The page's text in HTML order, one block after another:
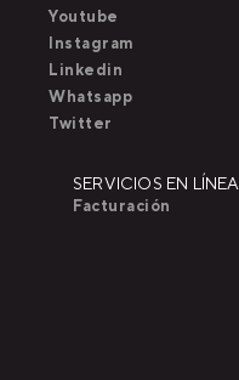
Youtube
Instagram
Linkedin
Whatsapp
Twitter
SERVICIOS EN LÍNEA
Facturación